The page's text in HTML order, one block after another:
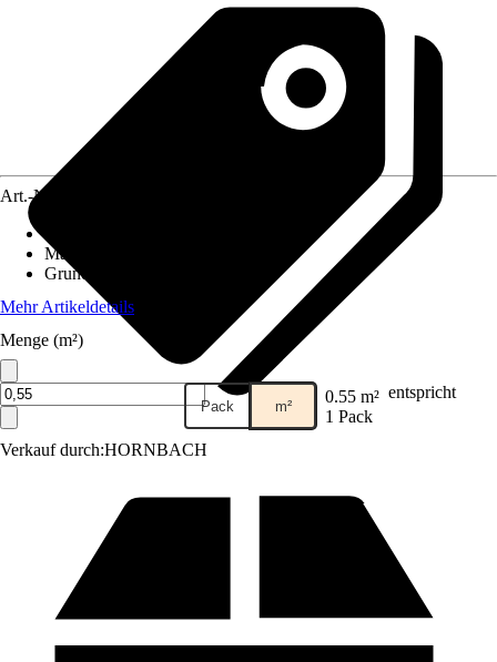
Verkauf durch:HORNBACH
Art.-Nr.
Material
Grundfarbe
Mehr Artikeldetails
Menge (m²)
Pack m² 0.55 m² entspricht
1 Pack